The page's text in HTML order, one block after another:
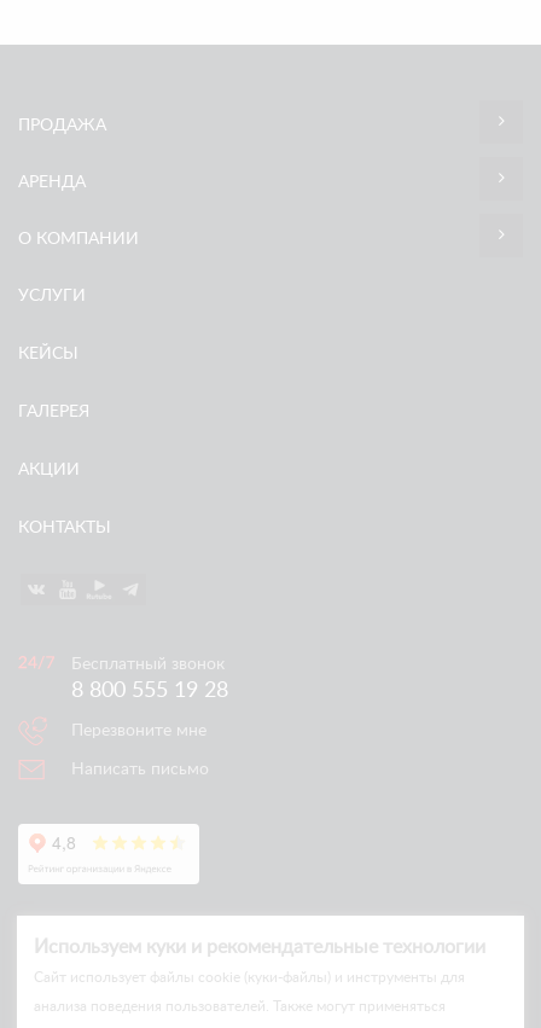
ПРОДАЖА
АРЕНДА
О КОМПАНИИ
УСЛУГИ
КЕЙСЫ
ГАЛЕРЕЯ
АКЦИИ
КОНТАКТЫ
Бесплатный звонок
8 800 555 19 28
Перезвоните мне
Написать письмо
Используем куки и рекомендательные технологии
Cайт использует файлы cookie (куки-файлы) и инструменты для
анализа поведения пользователей. Также могут применяться